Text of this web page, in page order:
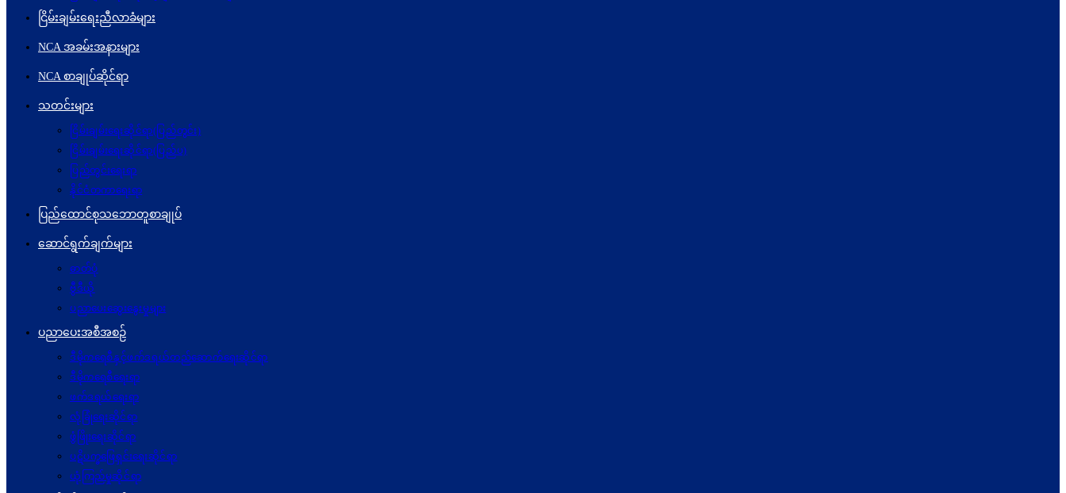
ငြိမ်းချမ်းရေးညီလာခံများ
NCA အခမ်းအနားများ
NCA စာချုပ်ဆိုင်ရာ
သတင်းများ
ငြိမ်းချမ်းရေးဆိုင်ရာ(ပြည်တွင်း)
ငြိမ်းချမ်းရေးဆိုင်ရာ(ပြည်ပ)
ပြည်တွင်းရေးရာ
နိုင်ငံတကာရေးရာ
ပြည်ထောင်စုသဘောတူစာချုပ်
ဆောင်ရွက်ချက်များ
ဓာတ်ပုံ
ဗွီဒီယို
ပညာပေးဆွေးနွေးမှုများ
ပညာပေးအစီအစဉ်
ဒီမိုကရေစီနှင့်ဖက်ဒရယ်တည်ဆောက်ရေးဆိုင်ရာ
ဒီမိုကရေစီရေးရာ
ဖက်ဒရယ်ရေးရာ
လုံခြုံရေးဆိုင်ရာ
ဖွံဖြိုးရေးဆိုင်ရာ
ပဋိပက္ခ‌ဖြေရှင်းရေးဆိုင်ရာ
ယုံကြည်မှုဆိုင်ရာ